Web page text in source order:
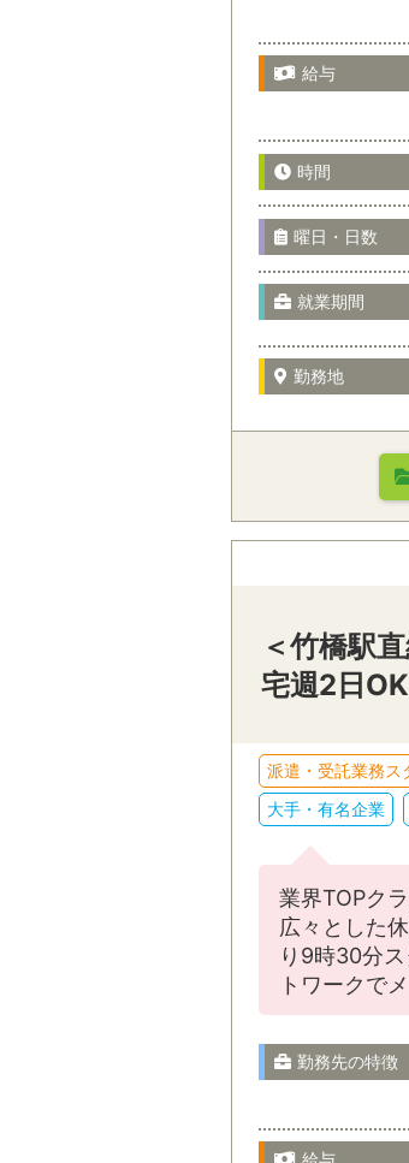
東京都
神奈
山梨県
給与
時間
曜日・日数
就業期間
勤務地
＜竹橋駅
宅週2日OK
派遣・受託業務ス
大手・有名企業
業界TOPク
広々とした
り9時30分
トワークで
勤務先の特徴